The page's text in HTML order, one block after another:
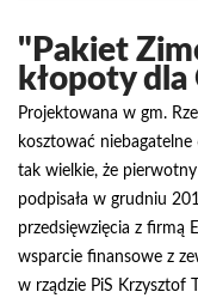
"Pakiet
kłopoty
Projektowana w gm.
kosztować
tak wielkie, że pierwotny
podpisała w grudniu
przedsięwzięcia z firmą
wsparcie finansowe z
w rządzie PiS Krzysztof